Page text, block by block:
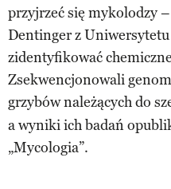
przyjrzeć się mykolodzy
Dentinger z
zidentyfikować
Zsekwencjonowali
grzybów należących do
a wyniki ich badań
„Mycologia”.